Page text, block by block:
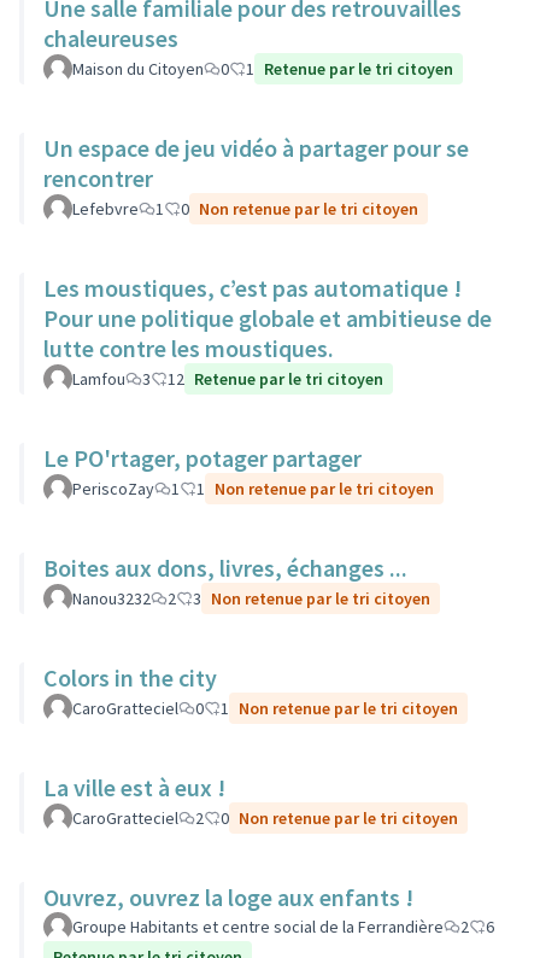
Une salle familiale pour des retrouvailles
chaleureuses
Maison du Citoyen 0 1 Retenue par le tri citoyen
Un espace de jeu vidéo à partager pour se
rencontrer
Lefebvre 1 0 Non retenue par le tri citoyen
Les moustiques, c’est pas automatique !
Pour une politique globale et ambitieuse de
lutte contre les moustiques.
Lamfou 3 12 Retenue par le tri citoyen
Le PO'rtager, potager partager
PeriscoZay 1 1 Non retenue par le tri citoyen
Boites aux dons, livres, échanges ...
Nanou3232 2 3 Non retenue par le tri citoyen
Colors in the city
CaroGratteciel 0 1 Non retenue par le tri citoyen
La ville est à eux !
CaroGratteciel 2 0 Non retenue par le tri citoyen
Ouvrez, ouvrez la loge aux enfants !
Groupe Habitants et centre social de la Ferrandière 2
6